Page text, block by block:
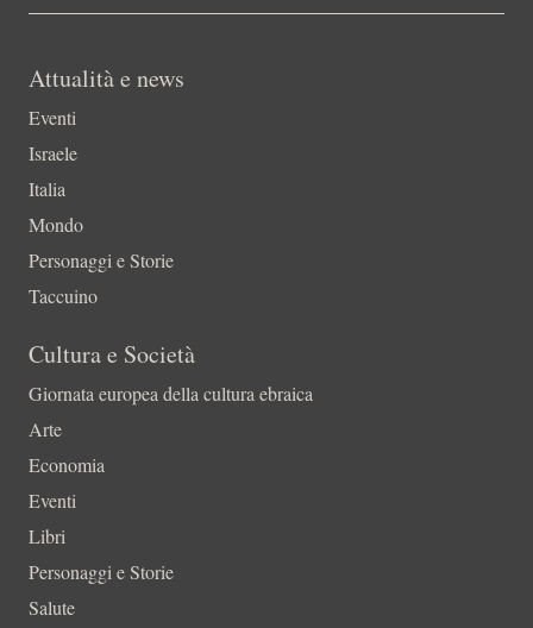
Attualità e news
Eventi
Israele
Italia
Mondo
Personaggi e Storie
Taccuino
Cultura e Società
Giornata europea della cultura ebraica
Arte
Economia
Eventi
Libri
Personaggi e Storie
Salute